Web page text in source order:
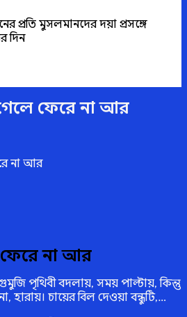
প্রতি মুসলমানদের দয়া প্রসঙ্গে
দিন
ফেরে না আর
না আর
ফেরে না আর
পৃথিবী বদলায়, সময় পাল্টায়, কিন্তু
হারায়। চায়ের বিল দেওয়া বন্ধুটি,…